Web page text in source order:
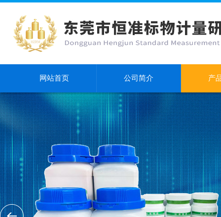
网站首页 公司简介 产